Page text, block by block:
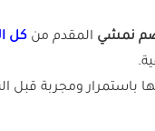
نمشي المقدم من كل
باستمرار ومجربة قبل